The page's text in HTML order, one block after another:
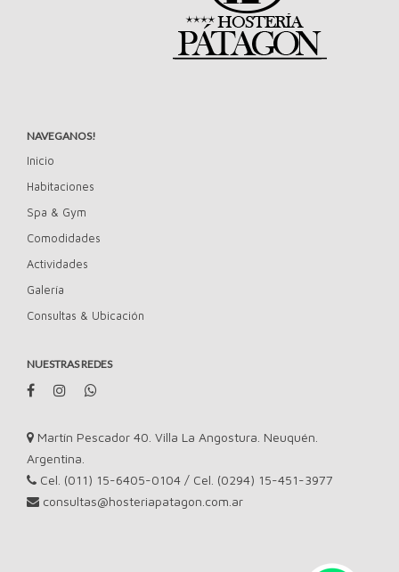
NAVEGANOS!
Inicio
Habitaciones
Spa & Gym
Comodidades
Actividades
Galería
Consultas & Ubicación
NUESTRAS REDES
Martín Pescador 40. Villa La Angostura. Neuquén.
Argentina.
Cel. (011) 15-6405-0104 / Cel. (0294) 15-451-3977
consultas@hosteriapatagon.com.ar